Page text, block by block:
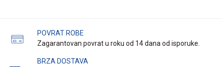
POVRAT ROBE
Zagarantovan povrat u roku od 14 dana od isporuke.
BRZA DOSTAVA